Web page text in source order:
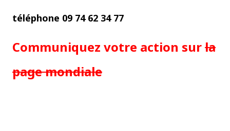
téléphone 09 74 62 34 77
Communiquez votre action surla
page mondiale